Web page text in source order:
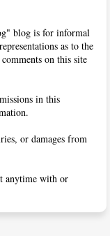
blog is for informal
as to the
on this site
in this
or damages from
anytime with or